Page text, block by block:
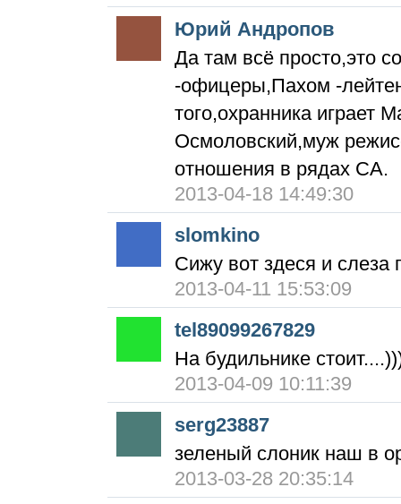
Юрий Андропов
Да там всё просто,это
-офицеры,Пахом -
того,охранника играет
Осмоловский,муж
отношения в рядах СА.
2013-04-18 14:49:30
slomkino
Сижу вот здеся и слеза
2013-04-11 15:53:09
tel89099267829
На будильнике
2013-04-09 10:11:39
serg23887
зеленый слоник наш в
2013-03-28 20:35:14